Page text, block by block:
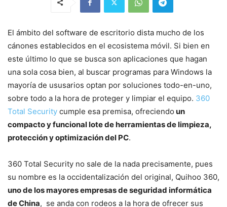
El ámbito del software de escritorio dista mucho de los
cánones establecidos en el ecosistema móvil. Si bien en
este último lo que se busca son aplicaciones que hagan
una sola cosa bien, al buscar programas para Windows la
mayoría de ususarios optan por soluciones todo-en-uno,
sobre todo a la hora de proteger y limpiar el equipo. 360
Total Security cumple esa premisa, ofreciendo un
compacto y funcional lote de herramientas de limpieza,
protección y optimización del PC.
360 Total Security no sale de la nada precisamente, pues
su nombre es la occidentalización del original, Quihoo 360,
uno de los mayores empresas de seguridad informática
de China, se anda con rodeos a la hora de ofrecer sus